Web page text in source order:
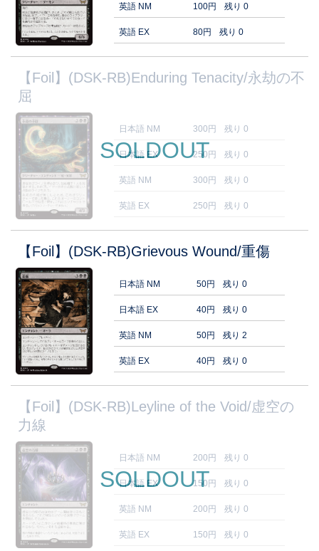
英語 NM 100円 残り 0
英語 EX 80円 残り 0
【Foil】(DSK-RB)Enduring Tenacity/永劫の不
屈
日本語 NM 300円 残り 0
日本語 EX 250円 残り 0
英語 NM 300円 残り 0
英語 EX 250円 残り 0
SOLDOUT
【Foil】(DSK-RB)Grievous Wound/重傷
日本語 NM 50円 残り 0
日本語 EX 40円 残り 0
英語 NM 50円 残り 2
英語 EX 40円 残り 0
【Foil】(DSK-RB)Leyline of the Void/虚空の
力線
日本語 NM 200円 残り 0
日本語 EX 150円 残り 0
英語 NM 200円 残り 0
英語 EX 150円 残り 0
SOLDOUT